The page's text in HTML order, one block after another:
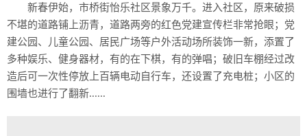
新春伊始，市桥街怡乐社区景象万千。进入社区，原来破损
不堪的道路铺上沥青，道路两旁的红色党建宣传栏非常抢眼；党
建公园、儿童公园、居民广场等户外活动场所装饰一新，添置了
多种娱乐、健身器材，有的在下棋，有的弹唱；破旧车棚经过改
造后可一次性停放上百辆电动自行车，还设置了充电桩；小区的
围墙也进行了翻新......